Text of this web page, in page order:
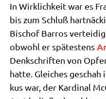
In Wirk­lich­keit war es
bis zum Schluß
Bischof Bar­ros
obwohl er spä­te­stens
Denk­schrif­ten von
hat­te. Glei­ches geschah
kus war, der Kar­di­nal